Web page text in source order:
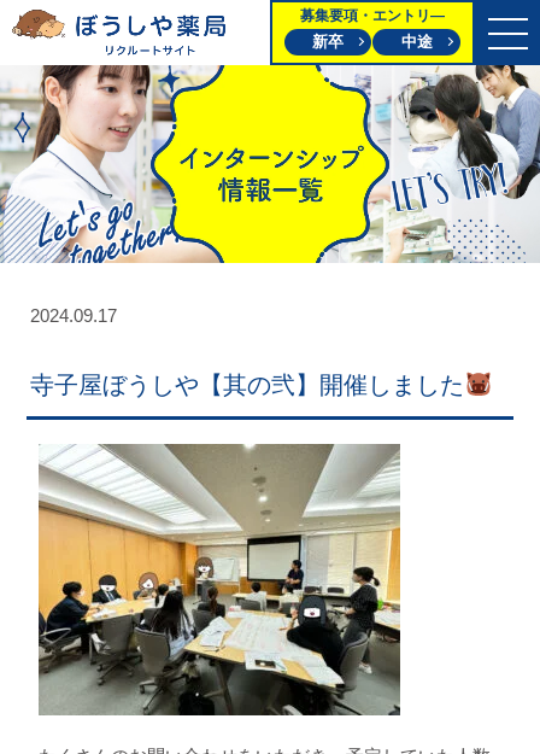
募集要項・エントリ―
新卒 中途
2024.09.17
寺子屋ぼうしや【其の弐】開催しました